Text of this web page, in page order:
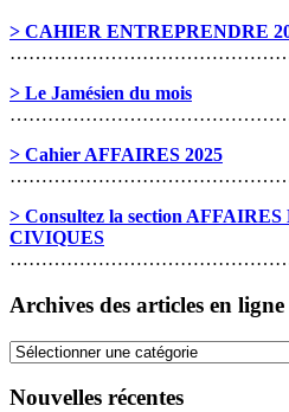
> CAHIER ENTREPRENDRE
> Le Jamésien du mois
> Cahier AFFAIRES 2025
> Consultez la section
CIVIQUES
Archives des articles en ligne
Archives
articles
Nouvelles récentes